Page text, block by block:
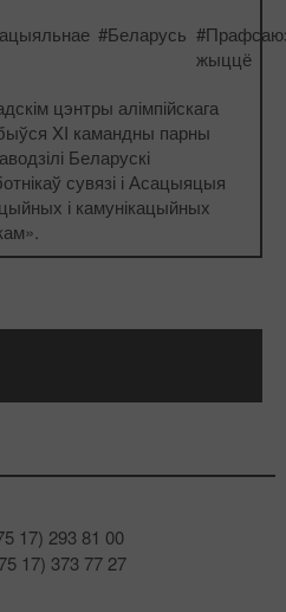
#Беларусь
жыццё
цэнтры алімпійскага
XI камандны парны
Беларускі
сувязі і Асацыяцыя
і камунікацыйных
17) 293 81 00
17) 373 77 27